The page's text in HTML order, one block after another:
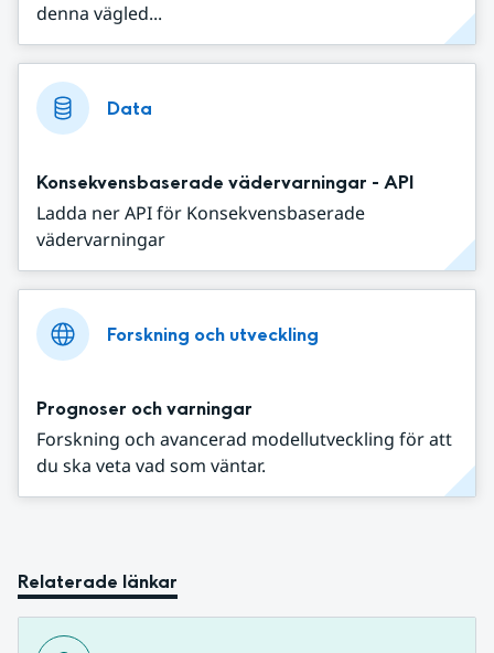
denna vägled...
Data
Konsekvensbaserade vädervarningar - API
Ladda ner API för Konsekvensbaserade
vädervarningar
Forskning och utveckling
Prognoser och varningar
Forskning och avancerad modellutveckling för att
du ska veta vad som väntar.
Relaterade länkar